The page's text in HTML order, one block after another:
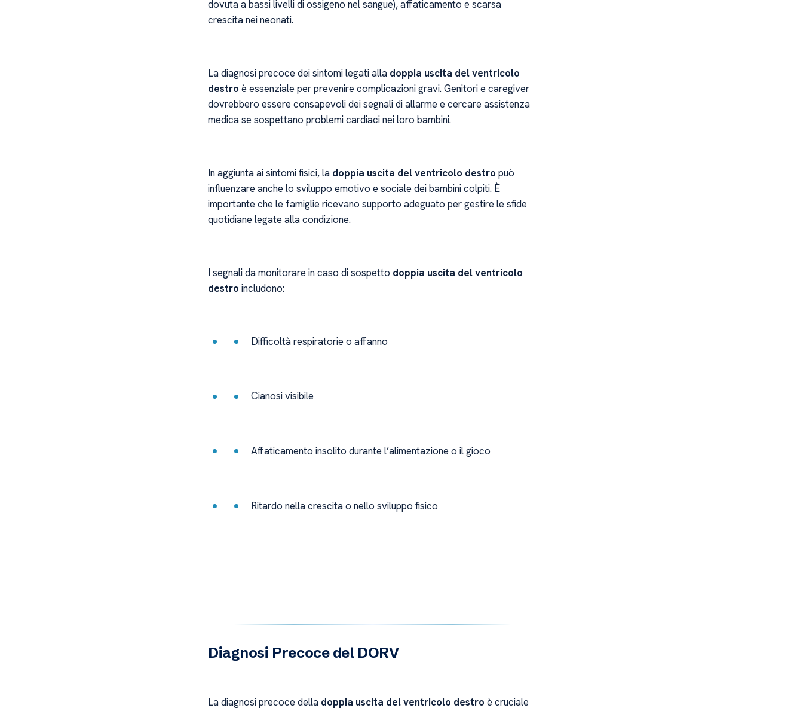
dovuta a bassi livelli di ossigeno nel sangue), affaticamento e scarsa
crescita nei neonati.
La diagnosi precoce dei sintomi legati alla doppia uscita del ventricolo
destro è essenziale per prevenire complicazioni gravi. Genitori e caregiver
dovrebbero essere consapevoli dei segnali di allarme e cercare assistenza
medica se sospettano problemi cardiaci nei loro bambini.
In aggiunta ai sintomi fisici, la doppia uscita del ventricolo destro può
influenzare anche lo sviluppo emotivo e sociale dei bambini colpiti. È
importante che le famiglie ricevano supporto adeguato per gestire le sfide
quotidiane legate alla condizione.
I segnali da monitorare in caso di sospetto doppia uscita del ventricolo
destro includono:
Difficoltà respiratorie o affanno
Cianosi visibile
Affaticamento insolito durante l’alimentazione o il gioco
Ritardo nella crescita o nello sviluppo fisico
Diagnosi Precoce del DORV
La diagnosi precoce della doppia uscita del ventricolo destro è cruciale